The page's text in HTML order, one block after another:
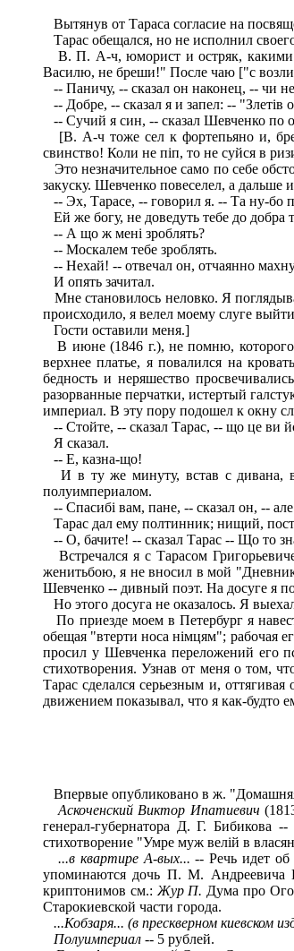
Вытянув от Тараса согласие на
Тарас обещался, но не исполнил
В. П. А-ч, юморист и остряк, какими
Василю, не бреши!" После чаю ["с
-- Паничу, -- сказал он наконец, -- чи
-- Добре, -- сказал я и запел: -- "Злетів
-- Сучий я син, -- сказал Шевченко по
[В. А-ч тоже сел к фортепьяно и,
свинство! Коли не піп, то не суйся в
Это незначительное само по себе
закуску. Шевченко повеселел, а дальше
-- Эх, Тарасе, -- говорил я. -- Та ну-бо
Ей же богу, не доведуть тебе до добра
-- А що ж мені зроблять?
-- Москалем тебе зроблять.
-- Нехай! -- отвечал он, отчаянно
И опять зачитал.
Мне становилось неловко. Я
происходило, я велел моему слуге
Гости оставили меня.]
В июне (1846 г.), не помню, которого
верхнее платье, я повалился на
бедность и неряшество
разорванные перчатки, истертый
империал. В эту пору подошел к окну
-- Стойте, -- сказал Тарас, -- що це ви
Я сказал.
-- Е, казна-що!
И в ту же минуту, встав с дивана,
полуимпериалом.
-- Спасибі вам, пане, -- сказал он, -- але
Тарас дал ему полтинник; нищий,
-- О, бачите! -- сказал Тарас -- Що то
Встречался я с Тарасом
женитьбою, я не вносил в мой
Шевченко -- дивный поэт. На досуге я
Но этого досуга не оказалось. Я
По приезде моем в Петербург я
обещая "втерти носа німцям"; рабочая
просил у Шевченка переложений его
стихотворения. Узнав от меня о том,
Тарас сделался серьезным и,
движением показывал, что я как-будто
Впервые опубликовано в ж.
Аскоченский Виктор Ипатиевич
генерал-губернатора Д. Г. Бибикова
стихотворение "Умре муж велій в
...в квартире А-вых...-- Речь идет
упоминаются дочь П. М.
криптонимов см.: Жур П. Дума про
Старокиевской части города.
...Кобзаря... (в прескверном киевском
Полуимпериал -- 5 рублей.